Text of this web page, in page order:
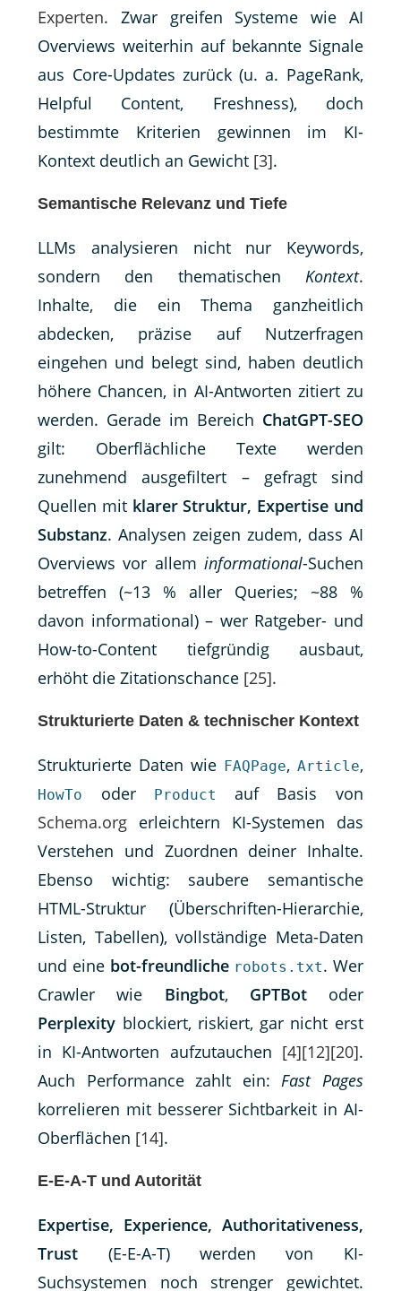
Experten. Zwar greifen Systeme wie AI
Overviews weiterhin auf bekannte Signale
aus Core-Updates zurück (u. a. PageRank,
Helpful Content, Freshness), doch
bestimmte Kriterien gewinnen im KI-
Kontext deutlich an Gewicht [3].
Semantische Relevanz und Tiefe
LLMs analysieren nicht nur Keywords,
sondern den thematischen Kontext.
Inhalte, die ein Thema ganzheitlich
abdecken, präzise auf Nutzerfragen
eingehen und belegt sind, haben deutlich
höhere Chancen, in AI-Antworten zitiert zu
werden. Gerade im Bereich ChatGPT-SEO
gilt: Oberflächliche Texte werden
zunehmend ausgefiltert – gefragt sind
Quellen mit klarer Struktur, Expertise und
Substanz. Analysen zeigen zudem, dass AI
Overviews vor allem informational-Suchen
betreffen (~13 % aller Queries; ~88 %
davon informational) – wer Ratgeber- und
How-to-Content tiefgründig ausbaut,
erhöht die Zitationschance [25].
Strukturierte Daten & technischer Kontext
Strukturierte Daten wie FAQPage, Article,
HowTo oder Product
auf Basis von
Schema.org erleichtern KI-Systemen das
Verstehen und Zuordnen deiner Inhalte.
Ebenso wichtig: saubere semantische
HTML-Struktur (Überschriften-Hierarchie,
Listen, Tabellen), vollständige Meta-Daten
und eine bot-freundliche robots.txt. Wer
Crawler wie Bingbot, GPTBotoder
Perplexity blockiert, riskiert, gar nicht erst
in KI-Antworten aufzutauchen [4][12][20].
Auch Performance zahlt ein:Fast Pages
korrelieren mit besserer Sichtbarkeit in AI-
Oberflächen [14].
E-E-A-T und Autorität
Expertise, Experience, Authoritativeness,
Trust (E-E-A-T) werden von KI-
Suchsystemen noch strenger gewichtet.